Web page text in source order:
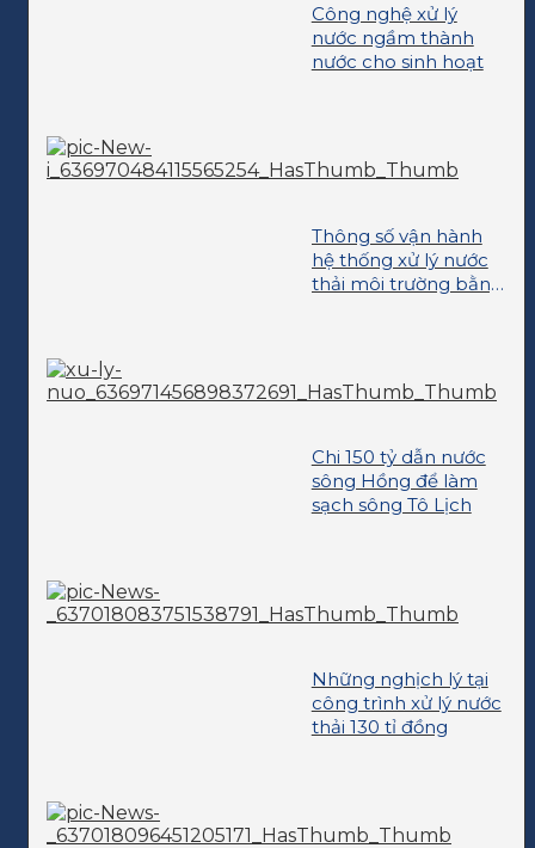
Công nghệ xử lý
nước ngầm thành
nước cho sinh hoạt
Thông số vận hành
hệ thống xử lý nước
thải môi trường bằng
Chi 150 tỷ dẫn nước
sông Hồng để làm
sạch sông Tô Lịch
Những nghịch lý tại
công trình xử lý nước
thải 130 tỉ đồng